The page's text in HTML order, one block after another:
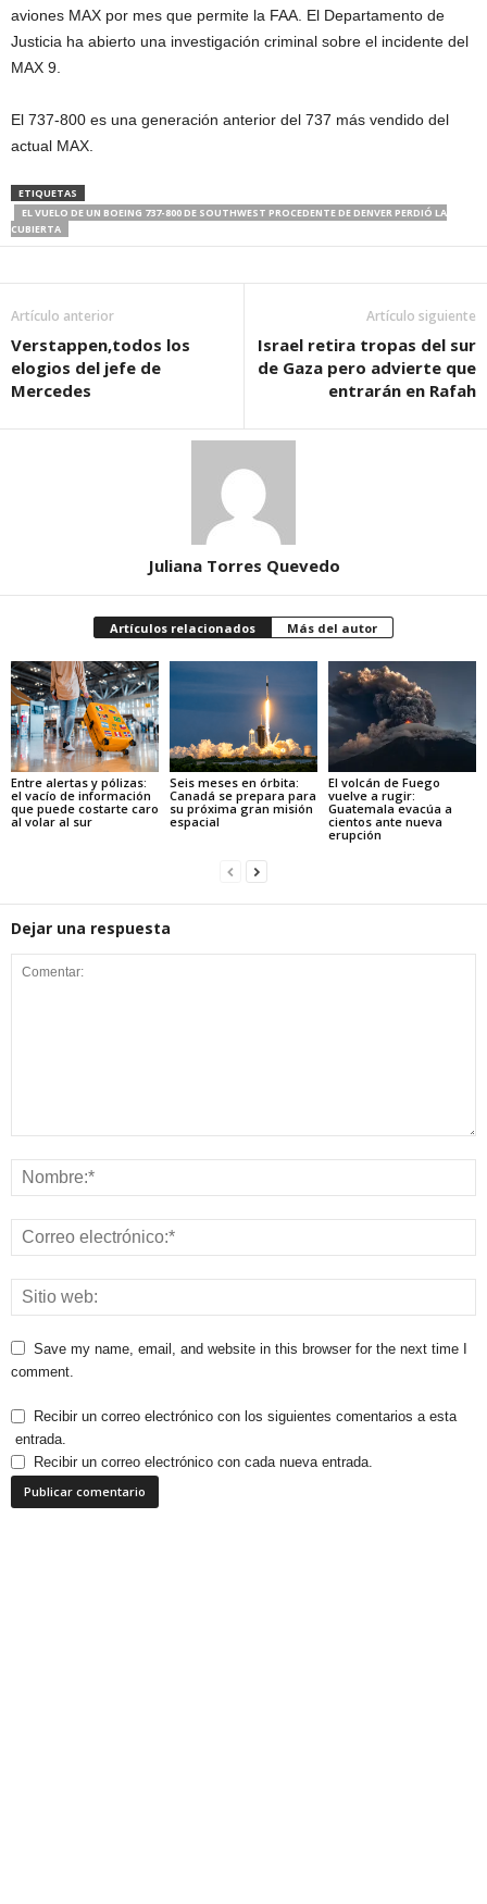
aviones MAX por mes que permite la FAA. El Departamento de
Justicia ha abierto una investigación criminal sobre el incidente del
MAX 9.
El 737-800 es una generación anterior del 737 más vendido del
actual MAX.
ETIQUETAS
EL VUELO DE UN BOEING 737-800 DE SOUTHWEST PROCEDENTE DE DENVER PERDIÓ LA
CUBIERTA
Artículo anterior
Verstappen,todos los
elogios del jefe de
Mercedes
Artículo siguiente
Israel retira tropas del sur
de Gaza pero advierte que
entrarán en Rafah
Juliana Torres Quevedo
Artículos relacionados Más del autor
Entre alertas y pólizas:
el vacío de información
que puede costarte caro
al volar al sur
Seis meses en órbita:
Canadá se prepara para
su próxima gran misión
espacial
El volcán de Fuego
vuelve a rugir:
Guatemala evacúa a
cientos ante nueva
erupción
Dejar una respuesta
Save my name, email, and website in this browser for the next time I
comment.
Recibir un correo electrónico con los siguientes comentarios a esta
entrada.
Recibir un correo electrónico con cada nueva entrada.